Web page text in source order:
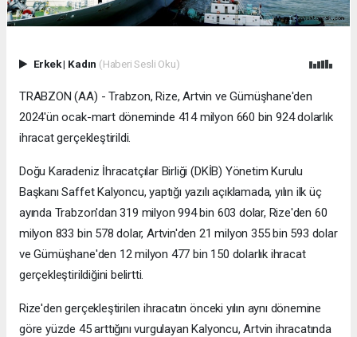
Erkek| Kadın (Haberi Sesli Oku)
TRABZON (AA) - Trabzon, Rize, Artvin ve Gümüşhane'den
2024'ün ocak-mart döneminde 414 milyon 660 bin 924 dolarlık
ihracat gerçekleştirildi.
Doğu Karadeniz İhracatçılar Birliği (DKİB) Yönetim Kurulu
Başkanı Saffet Kalyoncu, yaptığı yazılı açıklamada, yılın ilk üç
ayında Trabzon'dan 319 milyon 994 bin 603 dolar, Rize'den 60
milyon 833 bin 578 dolar, Artvin'den 21 milyon 355 bin 593 dolar
ve Gümüşhane'den 12 milyon 477 bin 150 dolarlık ihracat
gerçekleştirildiğini belirtti.
Rize'den gerçekleştirilen ihracatın önceki yılın aynı dönemine
göre yüzde 45 arttığını vurgulayan Kalyoncu, Artvin ihracatında